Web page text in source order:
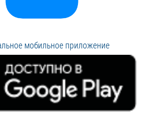
мобильное приложение